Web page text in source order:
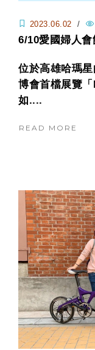
2023.06.02 /
6/10愛國婦人
「湊」熱鬧
位於高雄哈瑪
博會首檔展覽
如....
READ MORE